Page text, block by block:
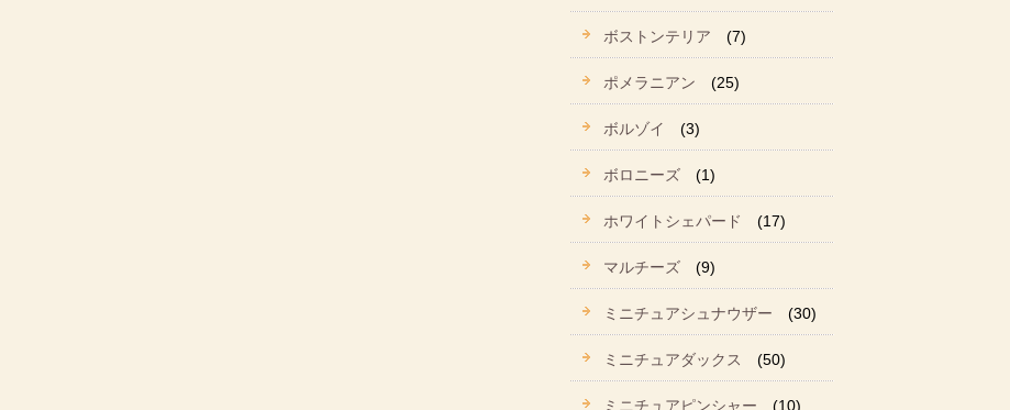
ボストンテリア (7)
ポメラニアン (25)
ボルゾイ (3)
ボロニーズ (1)
ホワイトシェパード (17)
マルチーズ (9)
ミニチュアシュナウザー (30)
ミニチュアダックス (50)
ミニチュアピンシャー (10)